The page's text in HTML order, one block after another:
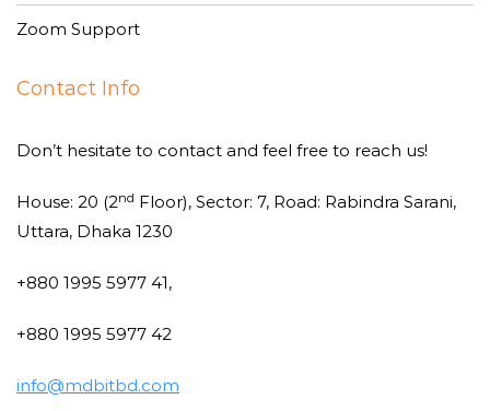
Zoom Support
Contact Info
Don’t hesitate to contact and feel free to reach us!
House: 20 (2nd Floor), Sector: 7, Road: Rabindra Sarani,
Uttara, Dhaka 1230
+880 1995 5977 41,
+880 1995 5977 42
info@mdbitbd.com